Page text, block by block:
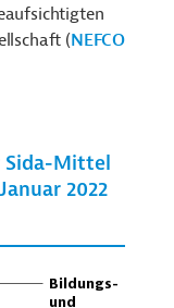
(NEFCO